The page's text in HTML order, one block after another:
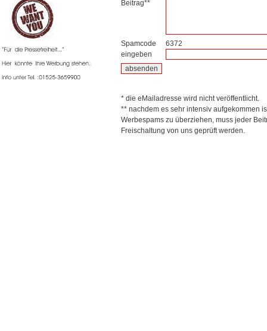
Beitrag**
Spamcode
eingeben
6372
* die eMailadresse wird nicht veröffentlicht.
** nachdem es sehr intensiv aufgekommen
Werbespams zu überziehen, muss jeder
Freischaltung von uns geprüft werden.